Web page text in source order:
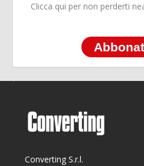
Clicca qui per non perderti
Converting S.r.l.